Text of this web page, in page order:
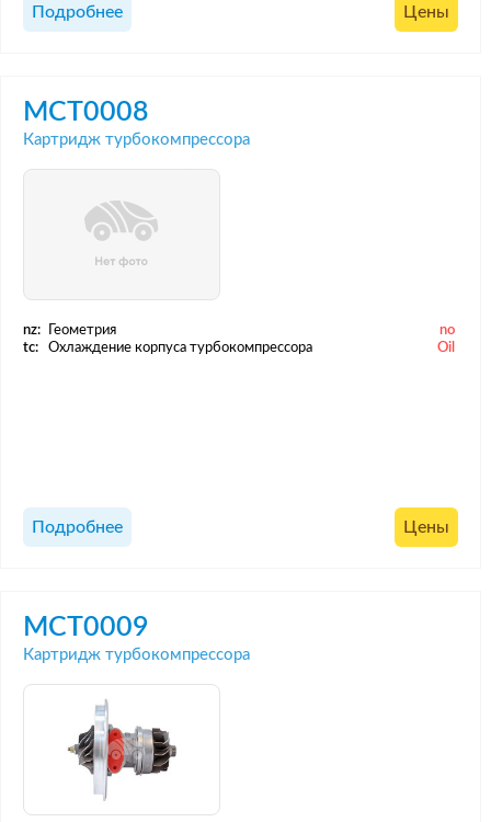
Подробнее Цены
MCT0008
Картридж турбокомпрессора
nz: Геометрия
no
tc:
Охлаждение корпуса турбокомпрессора Oil
Подробнее Цены
MCT0009
Картридж турбокомпрессора